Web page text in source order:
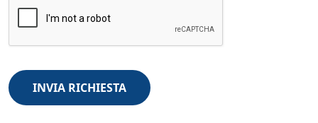
INVIA RICHIESTA